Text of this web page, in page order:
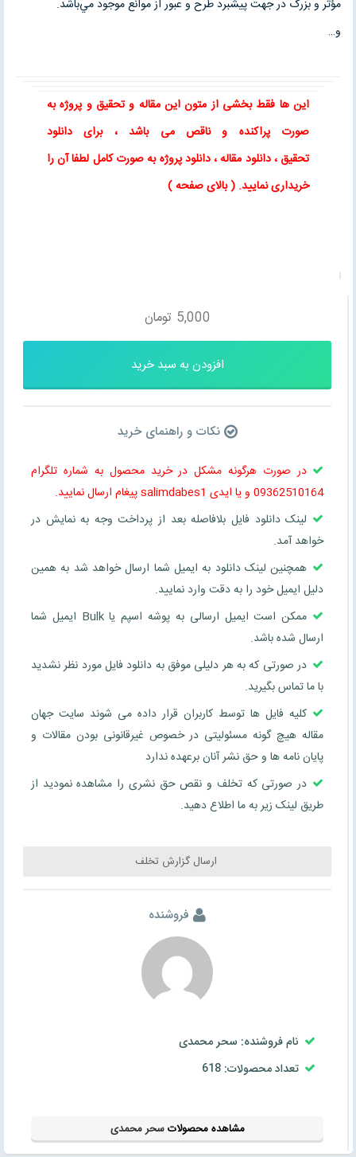
مؤثر و بزرگ در جهت پيشبرد طرح و عبور از موانع موجود مي‌باشد.
و…
این ها فقط بخشی از متون این مقاله و تحقیق و پروژه به
صورت پراکنده و ناقص می باشد ، برای
دانلود
تحقیق ،دانلود مقاله، دانلود پروژه به صورت کامل لطفا آن را
خریداری نمایید. ( بالای صفحه )
5,000 تومان
افزودن به سبد خرید
نکات و راهنمای خرید
در صورت هرگونه مشکل در خرید محصول به شماره تلگرام
09362510164 و یا ایدی salimdabes1 پیغام ارسال نمایید.
لینک دانلود فایل بلافاصله بعد از پرداخت وجه به نمایش در
خواهد آمد.
همچنین لینک دانلود به ایمیل شما ارسال خواهد شد به همین
دلیل ایمیل خود را به دقت وارد نمایید.
ممکن است ایمیل ارسالی به پوشه اسپم یا Bulk ایمیل شما
ارسال شده باشد.
در صورتی که به هر دلیلی موفق به دانلود فایل مورد نظر نشدید
با ما تماس بگیرید.
کلیه فایل ها توسط کاربران قرار داده می شوند سایت جهان
مقاله هیچ گونه مسئولیتی در خصوص غیرقانونی بودن مقالات و
پایان نامه ها و حق نشر آنان برعهده ندارد
در صورتی که تخلف و نقص حق نشری را مشاهده نمودید از
طریق لینک زیر به ما اطلاع دهید.
ارسال گزارش تخلف
فروشنده
نام فروشنده: سحر محمدی
تعداد محصولات: 618
مشاهده محصولاتسحر محمدی